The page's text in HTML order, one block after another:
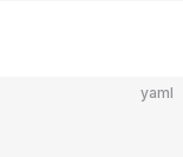
yaml